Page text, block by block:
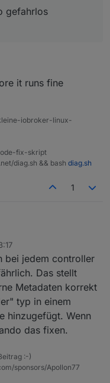
bei hm funktioniert,
als Windows user
sind hier nicht so
angekündigt, mit
ein Upgrade
den Stand nach der
gefahrlos
it runs fine
iobroker-linux-
fix-skript
diag.sh && bash diag.sh
1
das in bestimmten
geblockt werden,
kann.
neu versuchen.
welcher js-
setup first"
bereits oben
first"?
am System oder gibt
bei jedem controller
Das stellt
Metadaten korrekt
typ in einem
hinzugefügt. Wenn
das fixen.
:-)
sponsors/Apollon77